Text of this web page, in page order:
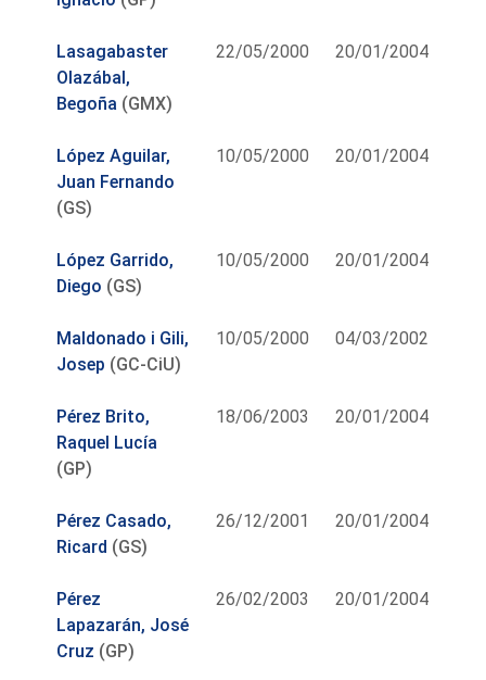
Lasagabaster
Olazábal,
Begoña (GMX)
22/05/2000 20/01/2004
López Aguilar,
Juan Fernando
(GS)
10/05/2000 20/01/2004
López Garrido,
Diego (GS)
10/05/2000 20/01/2004
Maldonado i Gili,
Josep (GC-CiU)
10/05/2000 04/03/2002
Pérez Brito,
Raquel Lucía
(GP)
18/06/2003 20/01/2004
Pérez Casado,
Ricard (GS)
26/12/2001 20/01/2004
Pérez
Lapazarán, José
Cruz (GP)
26/02/2003 20/01/2004